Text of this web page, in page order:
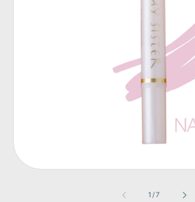
1 /の
7